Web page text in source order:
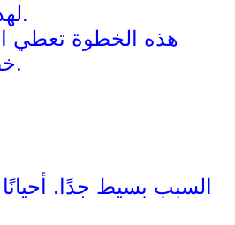
لهذا تكون الصابونية أو المنتج المخصص للتنظيف اليومي خطوة أساسية.
هذه الخطوة تعطي
خصوصًا إذا كان الهدف هو نعومة البشرة أو تحسين مظهرها مع الوقت.
السبب بسيط جدًا.